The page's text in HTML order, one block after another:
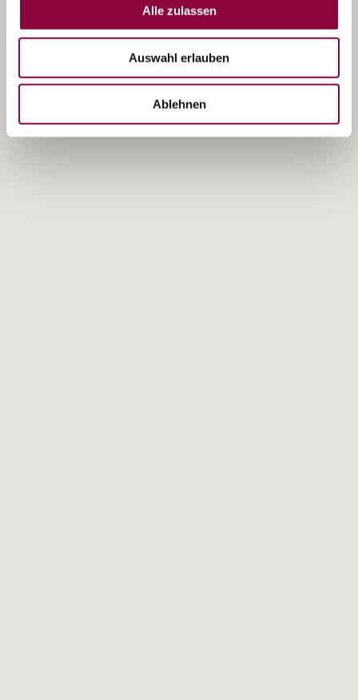
Alle zulassen
Auswahl erlauben
Ablehnen